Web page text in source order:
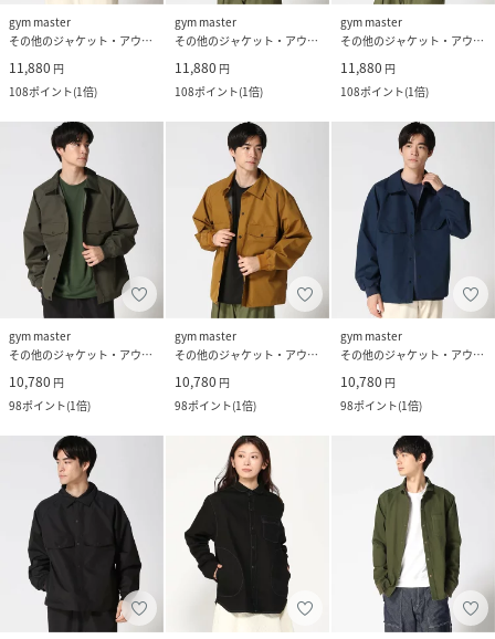
gym master
その他のジャケット・アウター
11,880 円
108ポイント(1倍)
gym master
その他のジャケット・アウター
11,880 円
108ポイント(1倍)
gym master
その他のジャケット・アウター
11,880 円
108ポイント(1倍)
gym master
その他のジャケット・アウター
10,780 円
98ポイント(1倍)
gym master
その他のジャケット・アウター
10,780 円
98ポイント(1倍)
gym master
その他のジャケット・アウター
10,780 円
98ポイント(1倍)